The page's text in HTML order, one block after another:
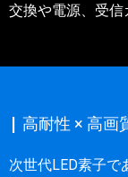
交換や電源、受信
| 高耐性 × 高画
次世代LED素子で